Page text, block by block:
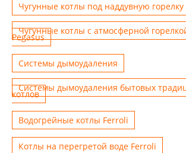
Чугунные котлы под наддувную горелку
Чугунные котлы с атмосферной
Pegasus
Системы дымоудаления
Системы дымоудаления бытовых
котлов
Водогрейные котлы Ferroli
Котлы на перегретой воде Ferroli